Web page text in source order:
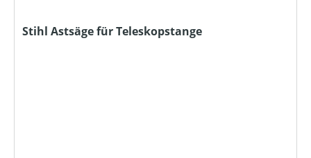
Stihl Astsäge für Teleskopstange